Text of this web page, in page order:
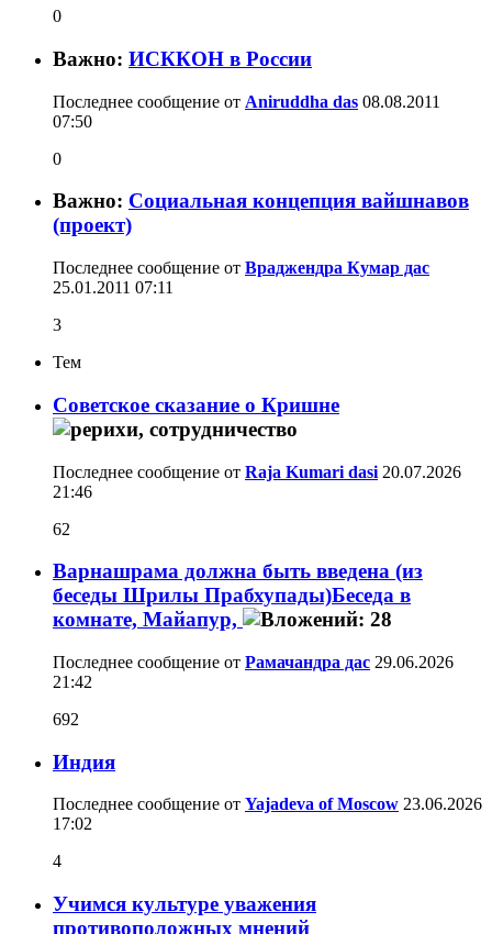
0
Важно: ИСККОН в России
Последнее сообщение от Aniruddha das 08.08.2011
07:50
0
Важно: Социальная концепция вайшнавов
(проект)
Последнее сообщение от Враджендра Кумар дас
25.01.2011 07:11
3
Тем
Советское сказание о Кришне
Последнее сообщение от Raja Kumari dasi 20.07.2026
21:46
62
Варнашрама должна быть введена (из
беседы Шрилы Прабхупады)Беседа в
комнате, Майапур,
Последнее сообщение от Рамачандра дас 29.06.2026
21:42
692
Индия
Последнее сообщение от Yajadeva of Moscow 23.06.2026
17:02
4
Учимся культуре уважения
противоположных мнений